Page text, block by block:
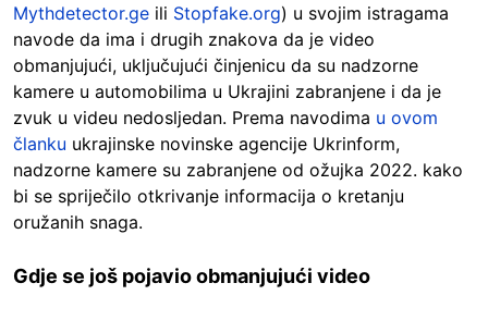
Mythdetector.ge ili Stopfake.org) u svojim istragama
navode da ima i drugih znakova da je video
obmanjujući, uključujući činjenicu da su nadzorne
kamere u automobilima u Ukrajini zabranjene i da je
zvuk u videu nedosljedan. Prema navodima u ovom
članku ukrajinske novinske agencije Ukrinform,
nadzorne kamere su zabranjene od ožujka 2022. kako
bi se spriječilo otkrivanje informacija o kretanju
oružanih snaga.
Gdje se još pojavio obmanjujući video